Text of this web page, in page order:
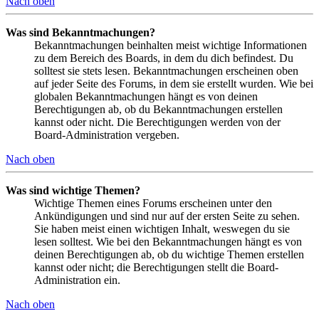
Was sind Bekanntmachungen?
Bekanntmachungen beinhalten meist wichtige Informationen
zu dem Bereich des Boards, in dem du dich befindest. Du
solltest sie stets lesen. Bekanntmachungen erscheinen oben
auf jeder Seite des Forums, in dem sie erstellt wurden. Wie bei
globalen Bekanntmachungen hängt es von deinen
Berechtigungen ab, ob du Bekanntmachungen erstellen
kannst oder nicht. Die Berechtigungen werden von der
Board-Administration vergeben.
Nach oben
Was sind wichtige Themen?
Wichtige Themen eines Forums erscheinen unter den
Ankündigungen und sind nur auf der ersten Seite zu sehen.
Sie haben meist einen wichtigen Inhalt, weswegen du sie
lesen solltest. Wie bei den Bekanntmachungen hängt es von
deinen Berechtigungen ab, ob du wichtige Themen erstellen
kannst oder nicht; die Berechtigungen stellt die Board-
Administration ein.
Nach oben